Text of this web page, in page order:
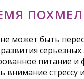
может быть
питание